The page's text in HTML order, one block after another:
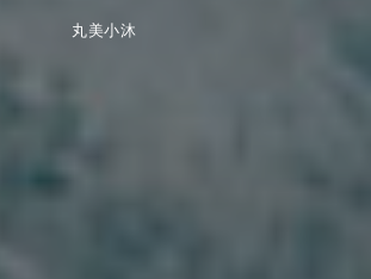
丸美小沐